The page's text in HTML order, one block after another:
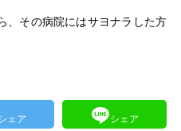
、その病院にはサヨナラした方
ェア シェア